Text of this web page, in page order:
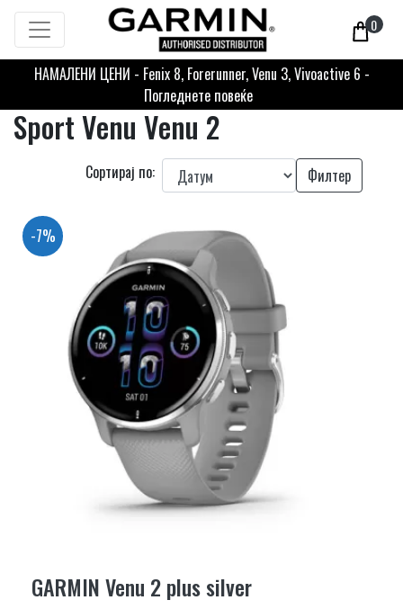
0
НАМАЛЕНИ ЦЕНИ - Fenix 8, Forerunner, Venu 3, Vivoactive 6 -
Погледнете повеќе
Sport Venu Venu 2
Сортирај по: Филтер
-7%
GARMIN Venu 2 plus silver